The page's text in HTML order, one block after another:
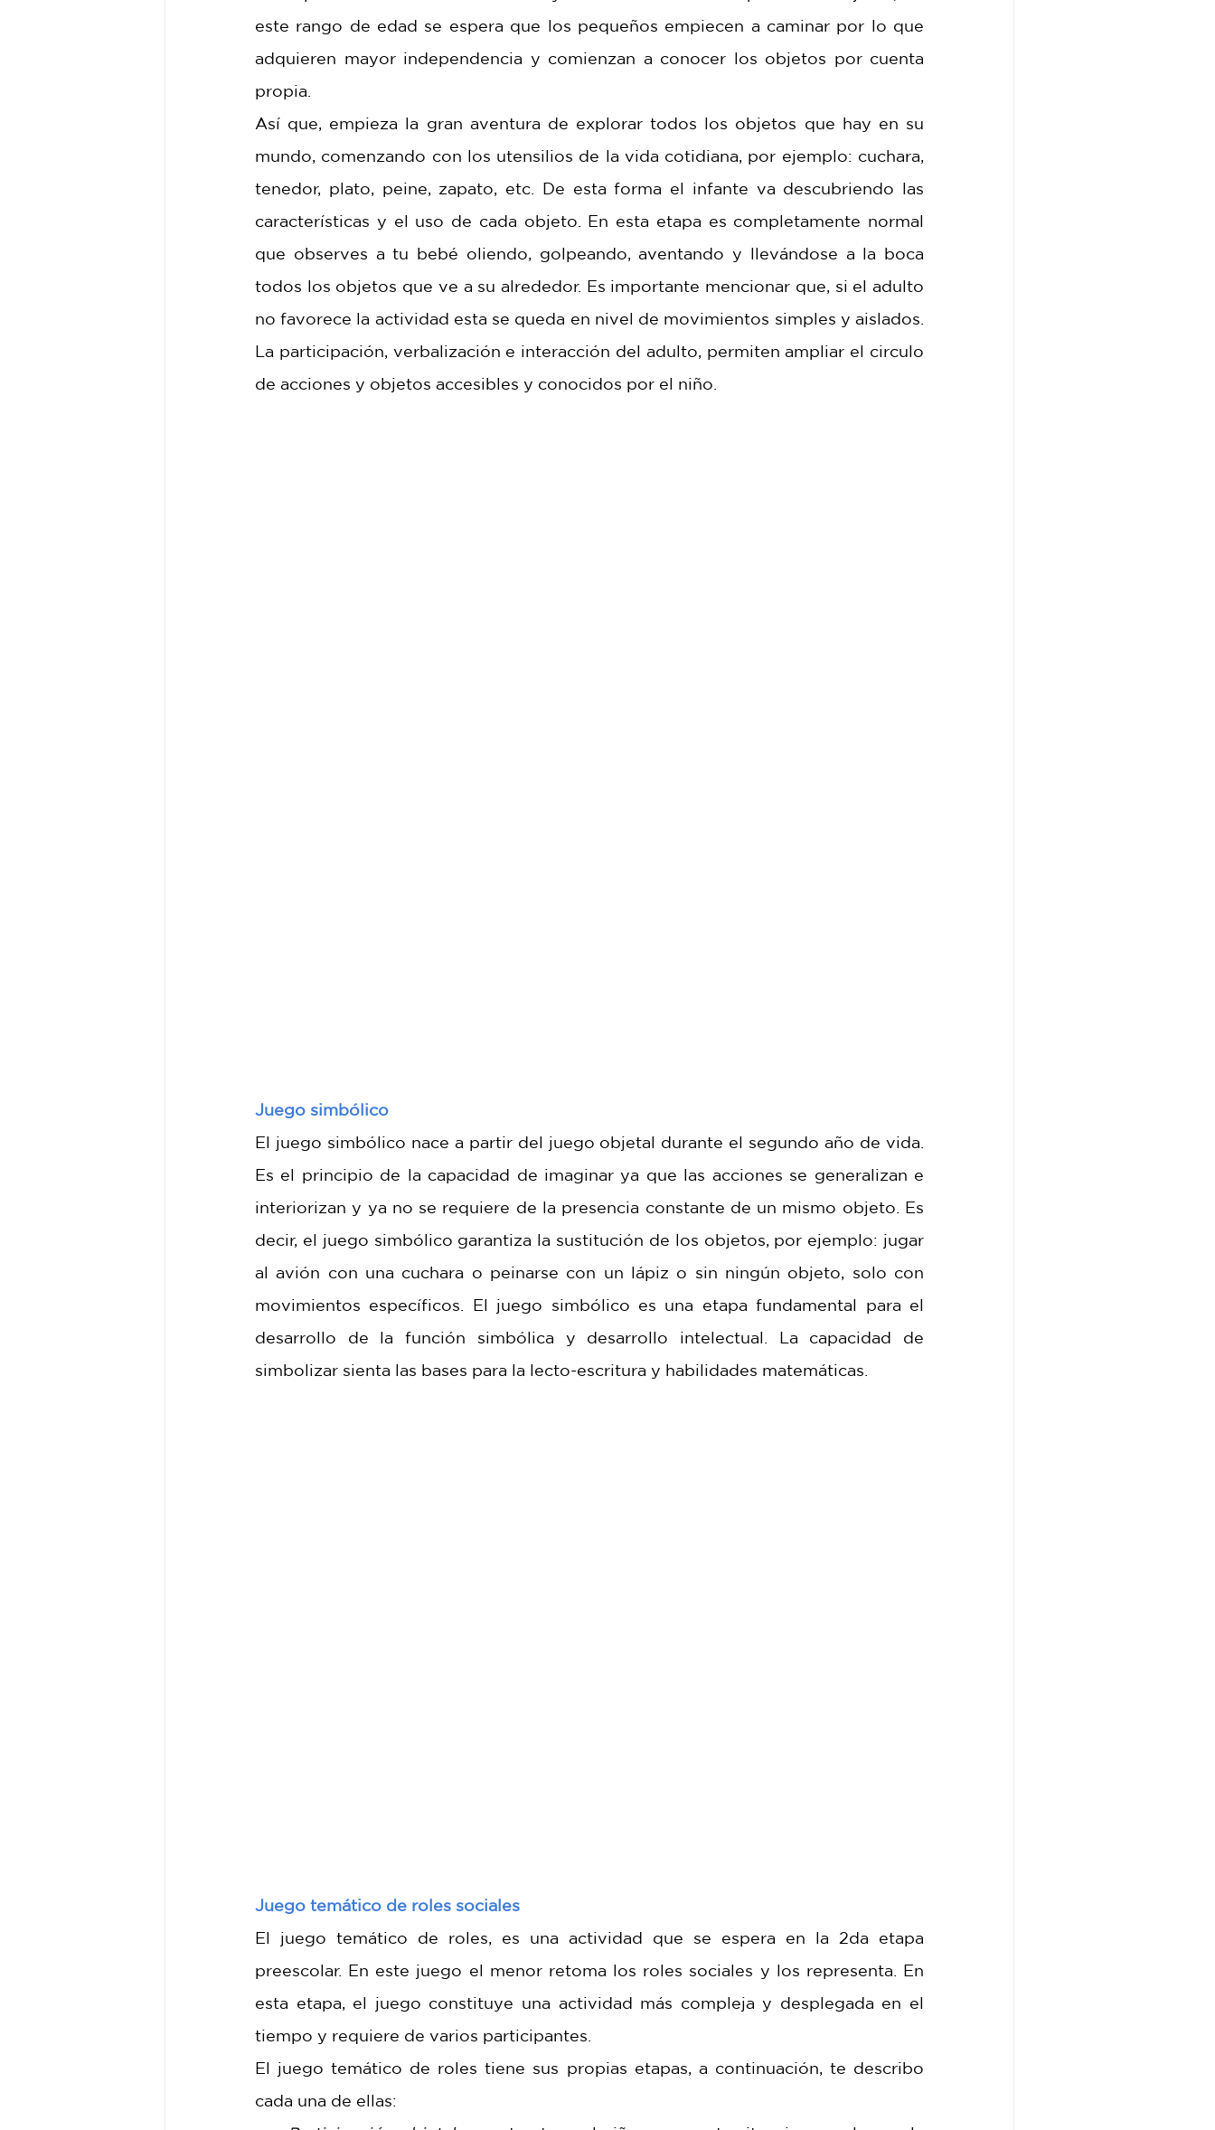
este rango de edad se espera que los pequeños empiecen a caminar por lo que
adquieren mayor independencia y comienzan a conocer los objetos por cuenta
propia.
Así que, empieza la gran aventura de explorar todos los objetos que hay en su
mundo, comenzando con los utensilios de la vida cotidiana, por ejemplo: cuchara,
tenedor, plato, peine, zapato, etc. De esta forma el infante va descubriendo las
características y el uso de cada objeto. En esta etapa es completamente normal
que observes a tu bebé oliendo, golpeando, aventando y llevándose a la boca
todos los objetos que ve a su alrededor. Es importante mencionar que, si el adulto
no favorece la actividad esta se queda en nivel de movimientos simples y aislados.
La participación, verbalización e interacción del adulto, permiten ampliar el circulo
de acciones y objetos accesibles y conocidos por el niño.
Juego simbólico
El juego simbólico nace a partir del juego objetal durante el segundo año de vida.
Es el principio de la capacidad de imaginar ya que las acciones se generalizan e
interiorizan y ya no se requiere de la presencia constante de un mismo objeto. Es
decir, el juego simbólico garantiza la sustitución de los objetos, por ejemplo: jugar
al avión con una cuchara o peinarse con un lápiz o sin ningún objeto, solo con
movimientos específicos. El juego simbólico es una etapa fundamental para el
desarrollo de la función simbólica y desarrollo intelectual. La capacidad de
simbolizar sienta las bases para la lecto-escritura y habilidades matemáticas.
Juego temático de roles sociales
El juego temático de roles, es una actividad que se espera en la 2da etapa
preescolar. En este juego el menor retoma los roles sociales y los representa. En
esta etapa, el juego constituye una actividad más compleja y desplegada en el
tiempo y requiere de varios participantes.
El juego temático de roles tiene sus propias etapas, a continuación, te describo
cada una de ellas: